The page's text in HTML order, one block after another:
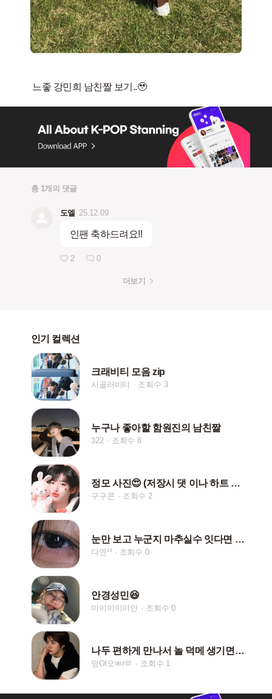
느좋 강민희 남친짤 보기..🥹
총 1개의 댓글
도엘 25.12.09
인팬 축하드려요!!
2 0
더보기
인기 컬렉션
크래비티 모음 zip
시골러비티 조회수 3
누구나 좋아할 함원진의 남친짤
322 조회수 8
정모 사진😍 (저장시 댓 이나 하트 눌러주세용😄)
구구콘 조회수 2
눈만 보고 누군지 마추실수 잇다면 대단해요(?)
다연¹³ 조회수 0
안경성민😆
미이이이이인 조회수 0
나두 편하게 만나서 놀 덕메 생기면 조켄네..
덩Ol오ㅃr🫶 조회수 1